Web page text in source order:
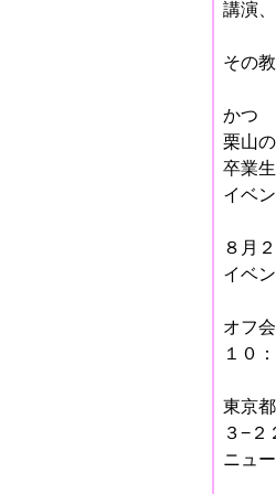
講演
その
かつ
栗山
卒業
イベ
８月
イベ
オフ
１０
東京
３−２
ニュ